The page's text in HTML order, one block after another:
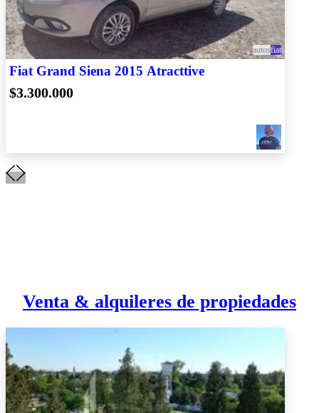
autosfiat
Fiat Grand Siena 2015 Atracttive
$3.300.000
Venta & alquileres de propiedades